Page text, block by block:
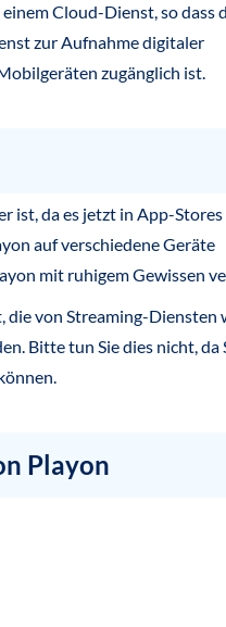
Cloud-Dienst, so dass
zur Aufnahme digitaler
zugänglich ist.
ist, da es jetzt in App-
auf verschiedene Geräte
mit ruhigem Gewissen
die von Streaming-Diensten
Bitte tun Sie dies nicht, da
Playon